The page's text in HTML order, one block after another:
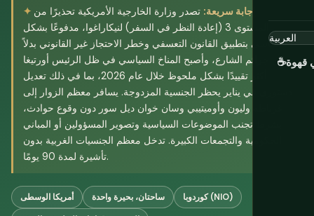
☕قهوة
إجابة سريعة: تصدر وزارة الخارجية الأمريكية تحذيرًا من
المستوى 3 (إعادة النظر في السفر) لنيكاراغوا، مدفوعًا بشكل
أساسي بتطبيق القانون التعسفي وخطر الاحتجاز غير القانوني بدلاً
من جرائم الشارع، وأصبح المناخ السياسي في ظل الرئيس أورتيغا
أكثر تقييدًا بشكل ملحوظ خلال عام 2026، بما في ذلك تعديل
دستوري في يناير يحظر الجنسية المزدوجة. يسافر معظم الزوار إلى
غرناطة وليون وأوميتيبي وسان خوان ديل سور دون وقوع حوادث،
بشرط تجنب الموضوعات السياسية وتصوير المسؤولين أو المباني
الحكومية والتجمعات الكبيرة. تدخل معظم الجنسيات الغربية بدون
تأشيرة لمدة 90 يومًا.
أمريكا الوسطى ساحتان، بحيرة واحدة
كوردوبا (NIO)